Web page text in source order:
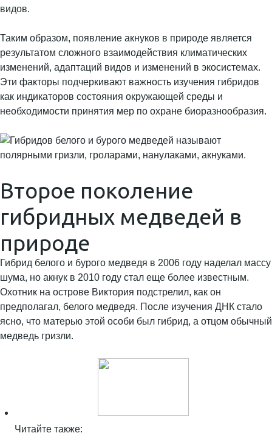
видов.
Таким образом, появление акнуков в природе является
результатом сложного взаимодействия климатических
изменений, адаптаций видов и изменений в экосистемах.
Эти факторы подчеркивают важность изучения гибридов
как индикаторов состояния окружающей среды и
необходимости принятия мер по охране биоразнообразия.
Второе поколение
гибридных медведей в
природе
Гибрид белого и бурого медведя в 2006 году наделал массу
шума, но акнук в 2010 году стал еще более известным.
Охотник на острове Виктория подстрелил, как он
предполагал, белого медведя. После изучения ДНК стало
ясно, что матерью этой особи был гибрид, а отцом обычный
медведь гризли.
Читайте также: